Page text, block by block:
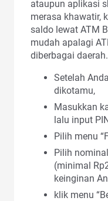
ataupun aplikasi
merasa khawatir,
saldo lewat ATM
mudah apalagi
diberbagai daerah.
Setelah
dikotamu,
Masukkan
lalu input
Pilih menu
Pilih
(minimal
keinginan
klik menu